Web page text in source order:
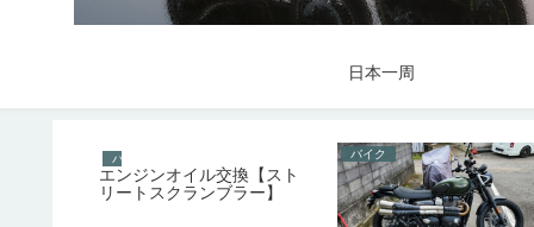
日本一周
バイク
エンジンオイル交換【スト
リートスクランブラー】
バイク